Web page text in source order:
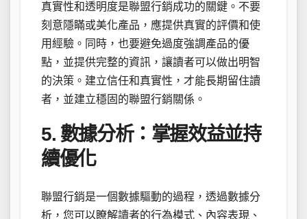
真實性和透明度是聯盟行銷成功的關鍵。不要
刻意隱瞞或美化產品，應提供真實的評價和使
用經驗。同時，也要避免過度強調產品的優
點，並提供完整的資訊，讓讀者可以做出明智
的決策。建立信任和真實性，才能長期留住讀
者，並建立穩固的聯盟行銷關係。
5. 數據分析：掌握效益並持
續優化
聯盟行銷是一個數據驅動的過程，透過數據分
析，您可以瞭解讀者的行為模式、內容表現、